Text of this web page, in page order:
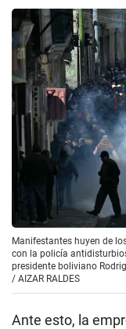
Manifestantes huyen de
con la policía
presidente boliviano
/ AIZAR RALDES
Ante esto, la